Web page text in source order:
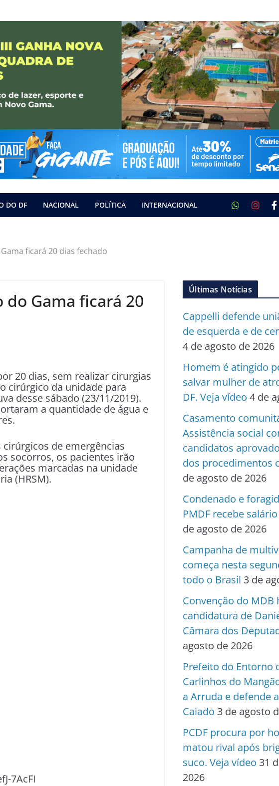
DO DF NACIONAL POLÍTICA INTERNACIONAL
ficará 20 dias fechado
Gama ficará 20
20 dias, sem realizar cirurgias
cirúrgico da unidade para
desse sábado (23/11/2019).
a quantidade de água e
de emergências
socorros, os pacientes irão
marcadas na unidade
(HRSM).
7AcFI
Últimas Notícias
Cappelli defende
de esquerda e de
4 de agosto de 2026
Homem é atingido
salvar mulher de
DF. Veja vídeo 4 de
Casamento
Assistência social
candidatos
dos procedimentos
de agosto de 2026
Condenado e
PMDF recebe
de agosto de 2026
Campanha de
começa nesta
todo o Brasil 3 de
Convenção do MDB
candidatura de
Câmara dos
agosto de 2026
Prefeito do Entorno
Carlinhos do
a Arruda e defende
Caiado 3 de agosto
PCDF procura por
matou rival após
suco. Veja vídeo 31
2026